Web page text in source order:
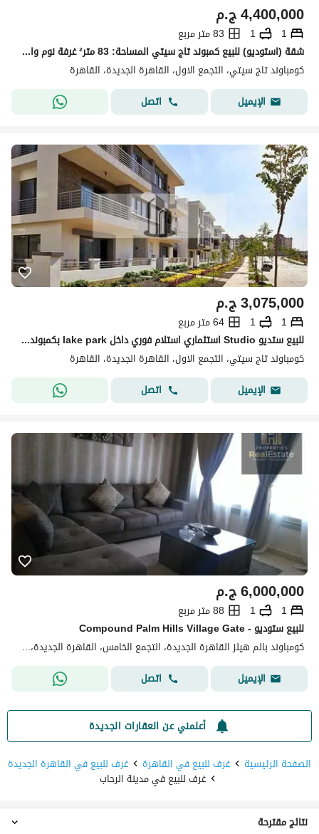
ج.م4,400,000
1
1
83 متر مربع
شقة (استوديو) للبيع كمبوند تاج سيتي المساحة: 83 متر² غرفة نوم واحدة حمام واحد
كومباوند تاج سيتي، التجمع الاول، القاهرة الجديدة، القاهرة
الإيميل
اتصل
ج.م3,075,000
1
1
64 متر مربع
للبيع ستديو Studio استثماري استلام فوري داخل lake park بكمبوند تاج سيتي TAJ CITY نيو كايرو أمام مطار القاهرة الدولي
كومباوند تاج سيتي، التجمع الاول، القاهرة الجديدة، القاهرة
الإيميل
اتصل
ج.م6,000,000
1
1
88 متر مربع
للبيع ستوديو - Compound Palm Hills Village Gate
كومباوند بالم هيلز القاهرة الجديدة، التجمع الخامس، القاهرة الجديدة، القاهرة
الإيميل
اتصل
أعلمني عن العقارات الجديدة
الصفحة الرئيسية
غرف للبيع في القاهرة غرف للبيع في القاهرة الجديدة
غرف للبيع في مدينة الرحاب
نتائج مقترحة